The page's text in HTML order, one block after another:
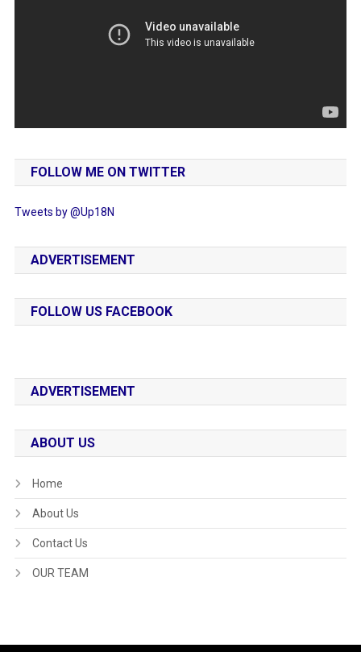
FOLLOW ME ON TWITTER
Tweets by @Up18N
ADVERTISEMENT
FOLLOW US FACEBOOK
ADVERTISEMENT
ABOUT US
Home
About Us
Contact Us
OUR TEAM